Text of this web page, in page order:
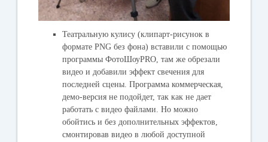
Театральную кулису (клипарт-рисунок в
формате PNG без фона) вставили с помощью
программы ФотоШоуPRO, там же обрезали
видео и добавили эффект свечения для
последней сцены. Программа коммерческая,
демо-версия не подойдет, так как не дает
работать с видео файлами. Но можно
обойтись и без дополнительных эффектов,
смонтировав видео в любой доступной